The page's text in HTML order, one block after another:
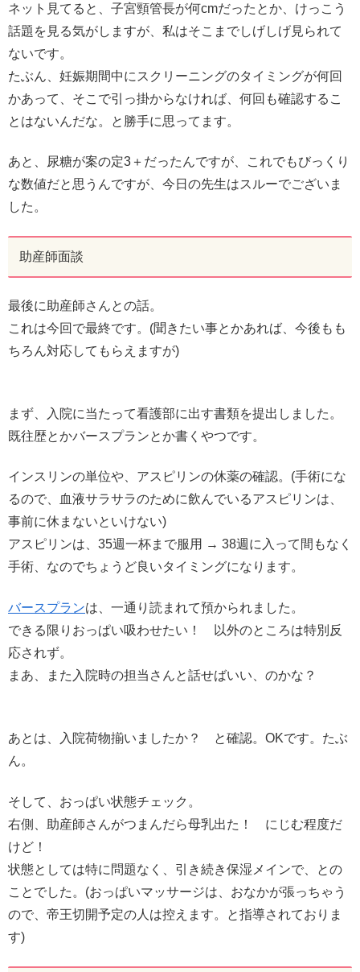
ネット見てると、子宮頸管長が何cmだったとか、けっこう
話題を見る気がしますが、私はそこまでしげしげ見られて
ないです。
たぶん、妊娠期間中にスクリーニングのタイミングが何回
かあって、そこで引っ掛からなければ、何回も確認するこ
とはないんだな。と勝手に思ってます。
あと、尿糖が案の定3＋だったんですが、これでもびっくり
な数値だと思うんですが、今日の先生はスルーでございま
した。
助産師面談
最後に助産師さんとの話。
これは今回で最終です。(聞きたい事とかあれば、今後もも
ちろん対応してもらえますが)
まず、入院に当たって看護部に出す書類を提出しました。
既往歴とかバースプランとか書くやつです。
インスリンの単位や、アスピリンの休薬の確認。(手術にな
るので、血液サラサラのために飲んでいるアスピリンは、
事前に休まないといけない)
アスピリンは、35週一杯まで服用 → 38週に入って間もなく
手術、なのでちょうど良いタイミングになります。
バースプランは、一通り読まれて預かられました。
できる限りおっぱい吸わせたい！ 以外のところは特別反
応されず。
まあ、また入院時の担当さんと話せばいい、のかな？
あとは、入院荷物揃いましたか？ と確認。OKです。たぶ
ん。
そして、おっぱい状態チェック。
右側、助産師さんがつまんだら母乳出た！ にじむ程度だ
けど！
状態としては特に問題なく、引き続き保湿メインで、との
ことでした。(おっぱいマッサージは、おなかが張っちゃう
ので、帝王切開予定の人は控えます。と指導されておりま
す)